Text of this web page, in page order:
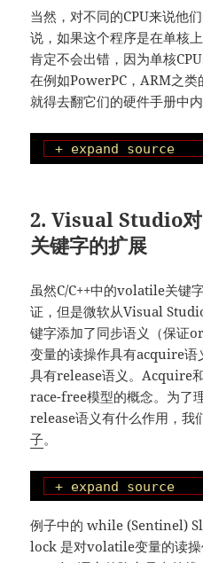
当然，对不同的CPU来说他
说，如果这个程序是在单核
肯定不会出错，因为单核
在例如PowerPC，ARM之
就得去翻它们的硬件手册中
+ expand source
2. Visual Studio
关键字的扩展
虽然C/C++中的volatile关键
证，但是微软从Visual
键字添加了同步语义（保
变量的读操作具有acquire
具有release语义。Acquire
race-free模型的概念。为了
release语义有什么作用，我
子。
+ expand source
例子中的 while (Sentinel)
lock 是对volatile变量的读操